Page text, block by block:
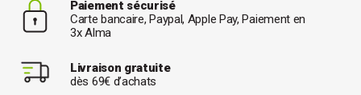
Paiement sécurisé
Carte bancaire, Paypal, Apple Pay, Paiement en
3x Alma
Livraison gratuite
dès 69€ d’achats